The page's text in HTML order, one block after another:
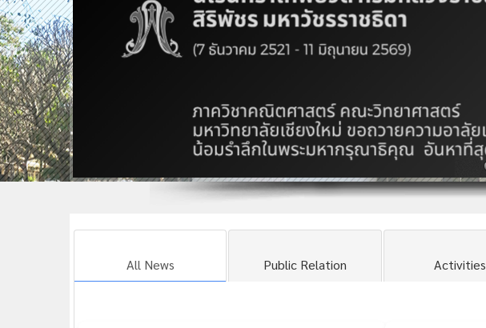
All News Public Relation Activities